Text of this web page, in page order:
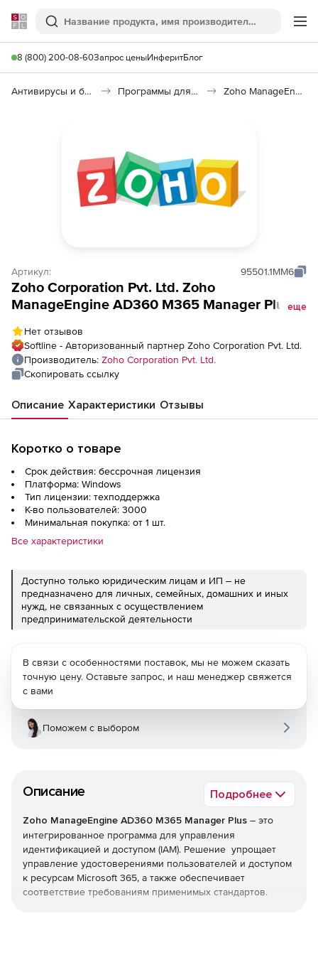
Softline
Поиск
8 (800) 200-08-60Запрос ценыИнферитБлог
Антивирусы и безопасность Программы для защиты информации Zoho ManageEngine AD360 M365 Manager Plus
Артикул: 95501.1MM6
Zoho Corporation Pvt. Ltd. Zoho
ManageEngine AD360 M365 Manager Plus
Perpetual Model Annual), fee for 3000
Users/Mailboxes with 1 Help Desk Technician
еще
Нет отзывов
Softline - Авторизованный партнер Zoho Corporation Pvt. Ltd.
Производитель: Zoho Corporation Pvt. Ltd.
Скопировать ссылку
Описание Характеристики Отзывы
Коротко о товаре
Срок действия: бессрочная лицензия
Платформа: Windows
Тип лицензии: техподдержка
К-во пользователей: 3000
Минимальная покупка: от 1 шт.
Все характеристики
Доступно только юридическим лицам и ИП – не
предназначено для личных, семейных, домашних и иных
нужд, не связанных с осуществлением
предпринимательской деятельности
Описание Подробнее
Zoho ManageEngine AD360 M365 Manager Plus – это
интегрированное программа для управления
идентификацией и доступом (IAM). Решение упрощает
управление удостоверениями пользователей и доступом
к ресурсам Microsoft 365, а также обеспечивает
соответствие требованиям применимых стандартов.
В связи с особенностями поставок, мы не можем сказать
точную цену. Оставьте запрос, и наш менеджер свяжется
с вами
Поможем с выбором